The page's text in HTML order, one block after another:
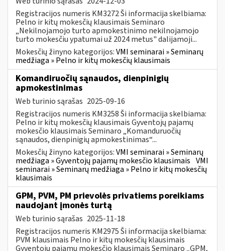
Registracijos numeris KM3272 Ši informacija skelbiama:
Pelno ir kitų mokesčių klausimais Seminaro
„Nekilnojamojo turto apmokestinimo nekilnojamojo
turto mokesčiu ypatumai už 2024 metus" dalijamoji...
Mokesčių žinyno kategorijos:VMI seminarai » Seminarų
medžiaga » Pelno ir kitų mokesčių klausimais
Komandiruočių sąnaudos, dienpinigių
apmokestinimas
Web turinio sąrašas 2025-09-16
Registracijos numeris KM3258 Ši informacija skelbiama:
Pelno ir kitų mokesčių klausimais Gyventojų pajamų
mokesčio klausimais Seminaro „Komanduruočių
sąnaudos, dienpinigių apmokestinimas“...
Mokesčių žinyno kategorijos:VMI seminarai » Seminarų
medžiaga » Gyventojų pajamų mokesčio klausimais VMI
seminarai » Seminarų medžiaga » Pelno ir kitų mokesčių
klausimais
GPM, PVM, PM prievolės privatiems poreikiams
naudojant įmonės turtą
Web turinio sąrašas 2025-11-18
Registracijos numeris KM2975 Ši informacija skelbiama:
PVM klausimais Pelno ir kitų mokesčių klausimais
Gyventojų pajamų mokesčio klausimais Seminaro „GPM,